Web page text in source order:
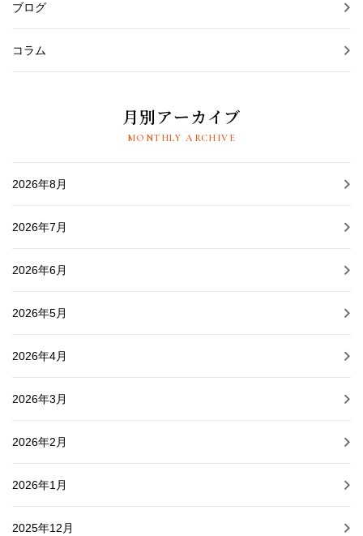
ブログ
コラム
月別アーカイブ
MONTHLY ARCHIVE
2026年8月
2026年7月
2026年6月
2026年5月
2026年4月
2026年3月
2026年2月
2026年1月
2025年12月